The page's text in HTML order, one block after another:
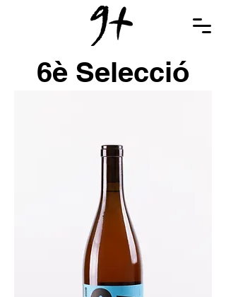
6è Selecció